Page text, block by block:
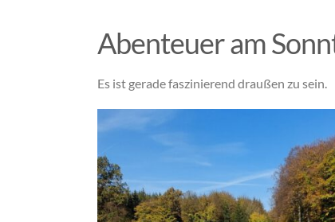
Abenteuer am
Es ist gerade faszinierend draußen zu sein.